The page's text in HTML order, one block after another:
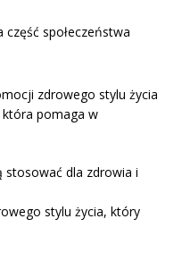
społeczeństwa
zdrowego stylu życia
pomaga w
stosować dla zdrowia i
stylu życia, który